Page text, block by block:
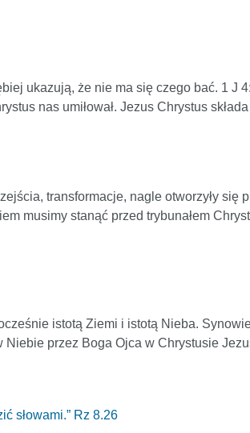
ukazują, że nie ma się czego bać. 1 J
nas umiłował. Jezus Chrystus
transformacje, nagle otworzyły się
musimy stanąć przed trybunałem
istotą Ziemi i istotą Nieba.
przez Boga Ojca w Chrystusie
słowami.” Rz 8.26